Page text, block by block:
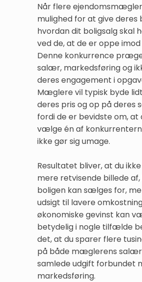
Når flere
mulighed for at give deres
hvordan dit boligsalg skal
ved de, at de er oppe imod
Denne konkurrence
salær, markedsføring og
deres engagement i
Mæglere vil typisk byde
deres pris og op på deres
fordi de er bevidste om, at
vælge én af
ikke gør sig umage.
Resultatet bliver, at du
mere retvisende billede
boligen kan sælges for,
udsigt til lavere
økonomiske gevinst kan
betydelig i nogle tilfælde
det, at du sparer flere
på både mæglerens
samlede udgift forbundet
markedsføring.